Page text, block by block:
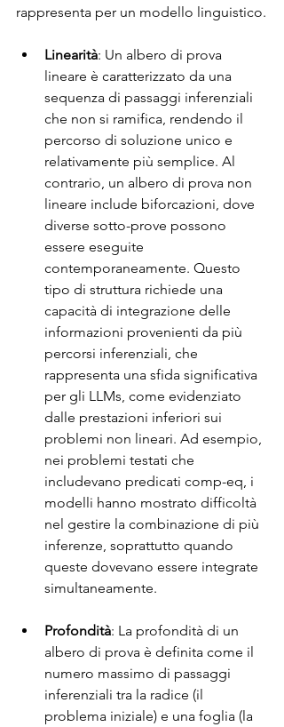
rappresenta per un modello linguistico.
Linearità: Un albero di prova
lineare è caratterizzato da una
sequenza di passaggi inferenziali
che non si ramifica, rendendo il
percorso di soluzione unico e
relativamente più semplice. Al
contrario, un albero di prova non
lineare include biforcazioni, dove
diverse sotto-prove possono
essere eseguite
contemporaneamente. Questo
tipo di struttura richiede una
capacità di integrazione delle
informazioni provenienti da più
percorsi inferenziali, che
rappresenta una sfida significativa
per gli LLMs, come evidenziato
dalle prestazioni inferiori sui
problemi non lineari. Ad esempio,
nei problemi testati che
includevano predicati comp-eq, i
modelli hanno mostrato difficoltà
nel gestire la combinazione di più
inferenze, soprattutto quando
queste dovevano essere integrate
simultaneamente.
Profondità: La profondità di un
albero di prova è definita come il
numero massimo di passaggi
inferenziali tra la radice (il
problema iniziale) e una foglia (la